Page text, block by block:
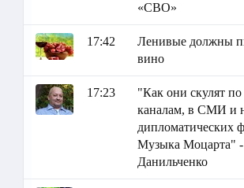
«СВО»
17:42
Ленивые должны
вино
17:23
"Как они скулят по
каналам, в СМИ и
дипломатических
Музыка Моцарта"
Данильченко